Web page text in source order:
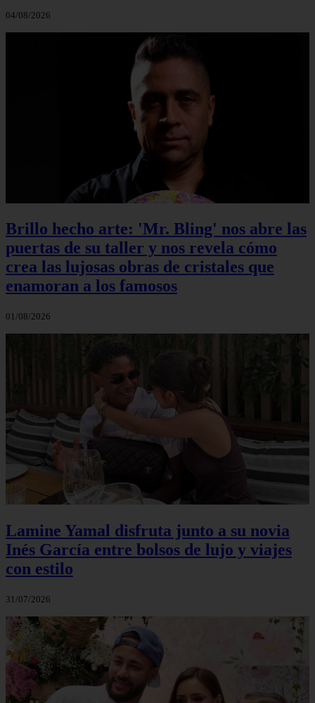
04/08/2026
Brillo hecho arte: 'Mr. Bling' nos abre las
puertas de su taller y nos revela cómo
crea las lujosas obras de cristales que
enamoran a los famosos
01/08/2026
Lamine Yamal disfruta junto a su novia
Inés García entre bolsos de lujo y viajes
con estilo
31/07/2026